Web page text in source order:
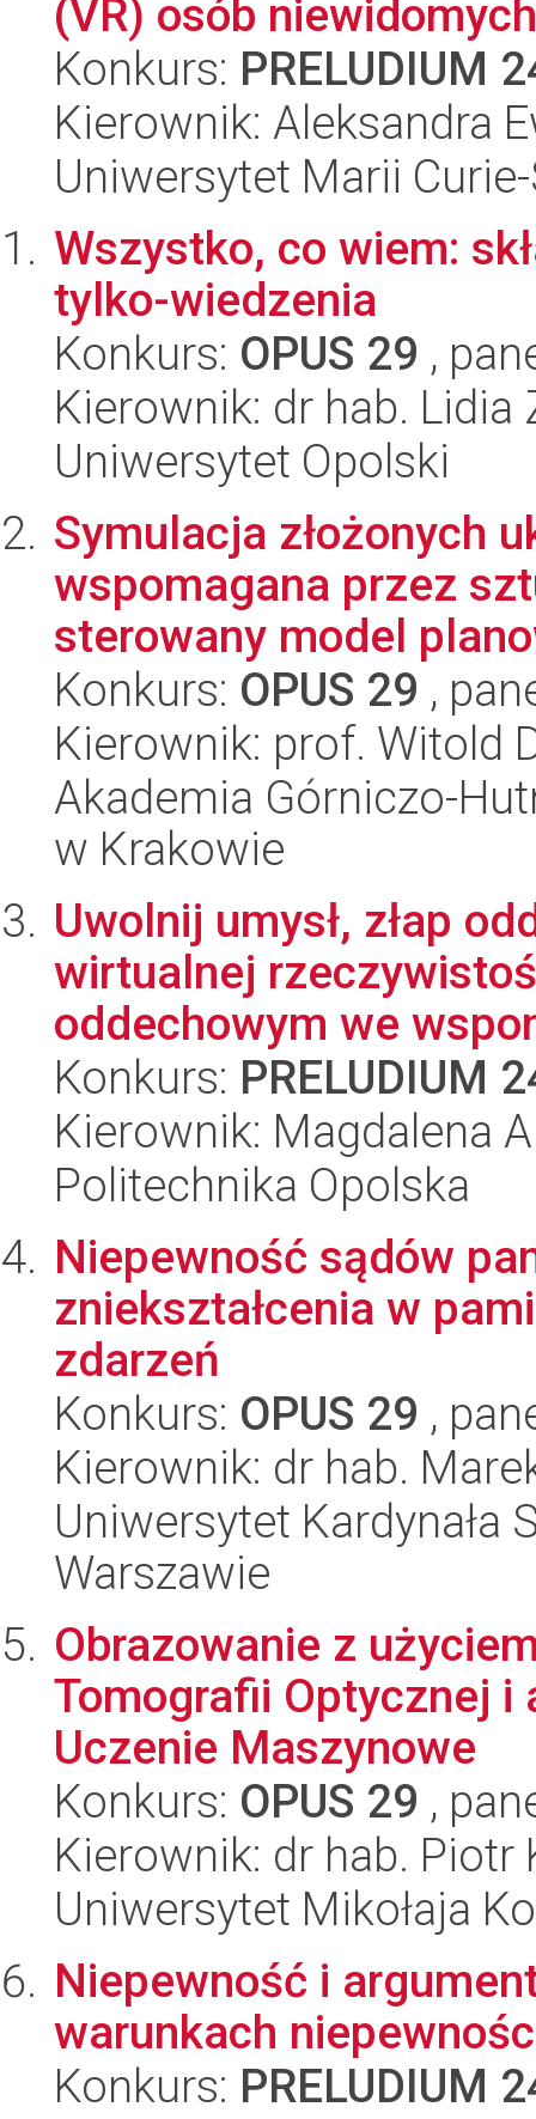
(VR) osób niewidomych
Konkurs: PRELUDIUM
Kierownik: Aleksandra
Uniwersytet Marii
Wszystko, co wiem:
tylko-wiedzenia
Konkurs: OPUS 29 ,
Kierownik: dr hab. Lidia
Uniwersytet Opolski
Symulacja złożonych
wspomagana przez
sterowany model
Konkurs: OPUS 29 ,
Kierownik: prof. Witold
Akademia Górniczo-
w Krakowie
Uwolnij umysł, złap
wirtualnej
oddechowym we
Konkurs: PRELUDIUM
Kierownik: Magdalena
Politechnika Opolska
Niepewność sądów
zniekształcenia w
zdarzeń
Konkurs: OPUS 29 ,
Kierownik: dr hab.
Uniwersytet Kardynała
Warszawie
Obrazowanie z
Tomografii Optycznej
Uczenie Maszynowe
Konkurs: OPUS 29 ,
Kierownik: dr hab. Piotr
Uniwersytet Mikołaja
Niepewność i
warunkach
Konkurs: PRELUDIUM